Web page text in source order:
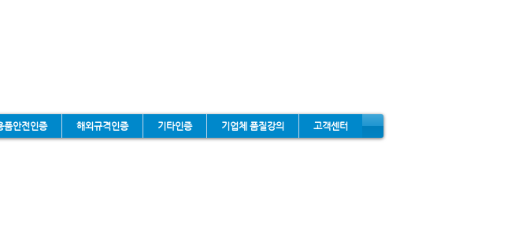
품안전인증 해외규격인증 기타인증 기업체 품질강의 고객센터